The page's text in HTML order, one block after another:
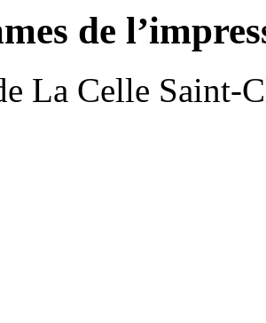
de
La Celle Saint-